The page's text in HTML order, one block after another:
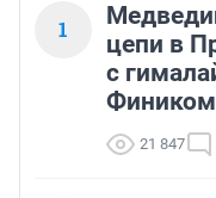
1
цепи в
с
Фиником
21 847